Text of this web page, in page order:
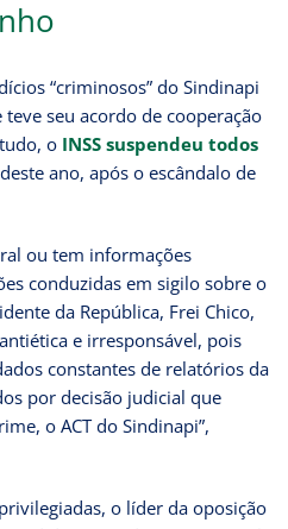
“criminosos” do Sindinapi
seu acordo de cooperação
o INSS suspendeu todos
ano, após o escândalo de
ou tem informações
conduzidas em sigilo sobre o
da República, Frei Chico,
e irresponsável, pois
constantes de relatórios da
por decisão judicial que
o ACT do Sindinapi”,
o líder da oposição